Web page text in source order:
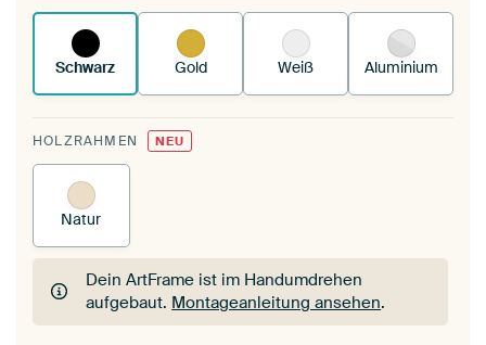
funktioniert es.
Schwarz Gold Weiß Aluminium
HOLZRAHMEN NEU
Natur
Dein ArtFrame ist im Handumdrehen
aufgebaut. Montageanleitung ansehen.